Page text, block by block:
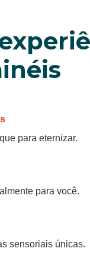
para eternizar.
para você.
sensoriais únicas.